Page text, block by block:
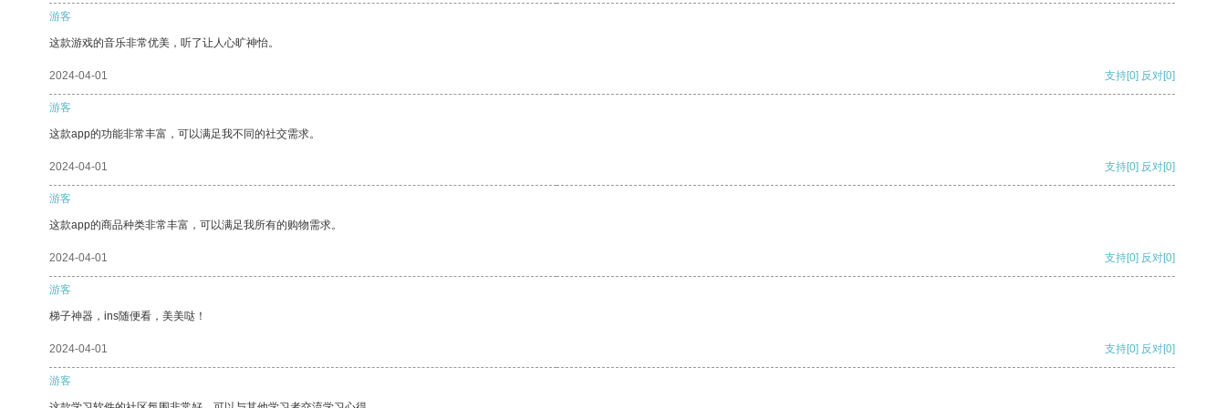
游客
这款游戏的音乐非常优美，听了让人心旷神怡。
2024-04-01 支持[0] 反对[0]
游客
这款app的功能非常丰富，可以满足我不同的社交需求。
2024-04-01 支持[0] 反对[0]
游客
这款app的商品种类非常丰富，可以满足我所有的购物需求。
2024-04-01 支持[0] 反对[0]
游客
梯子神器，ins随便看，美美哒！
2024-04-01 支持[0] 反对[0]
游客